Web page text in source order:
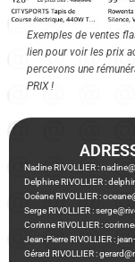
Exemples de ventes
lien pour voir les prix
percevons une
PRIX !
Nadine RIVOLLIER :
Delphine RIVOLLIER :
Océane RIVOLLIER :
Serge RIVOLLIER :
Corinne RIVOLLIER :
Jean-Pierre RIVOLLIER :
Gérard RIVOLLIER :